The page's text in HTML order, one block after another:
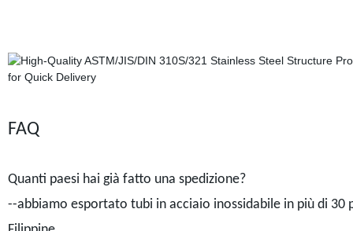
FAQ
Quanti paesi hai già fatto una spedizione?
--abbiamo esportato tubi in acciaio inossidabile in più di 30